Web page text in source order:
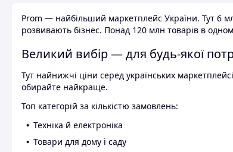
Prom — найбільший маркетплейс України. Тут 6
розвивають бізнес. Понад 120 млн товарів в
Великий вибір — для будь-якої
Тут найнижчі ціни серед українських
обирайте найкраще.
Топ категорій за кількістю замовлень:
Техніка й електроніка
Товари для дому і саду